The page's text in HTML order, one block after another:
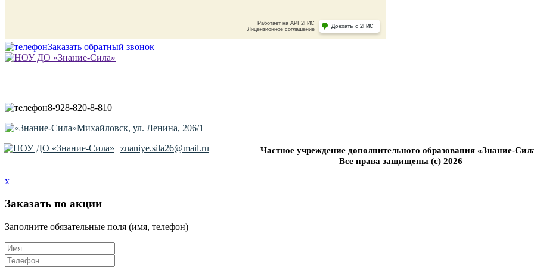
Заказать обратный звонок
8-928-820-8-810
Михайловск, ул. Ленина, 206/1
znaniye.sila26@mail.ru
Частное учреждение дополнительного образования «Знание-
Все права защищены (с) 2026
x
Заказать по акции
Заполните обязательные поля (имя, телефон)